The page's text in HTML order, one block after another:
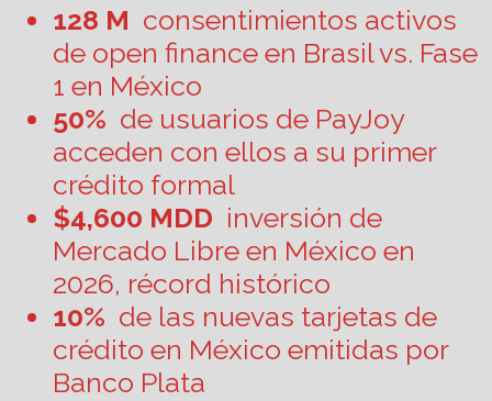
128 M consentimientos activos
de open finance en Brasil vs. Fase
1 en México
50% de usuarios de PayJoy
acceden con ellos a su primer
crédito formal
$4,600 MDD inversión de
Mercado Libre en México en
2026, récord histórico
10% de las nuevas tarjetas de
crédito en México emitidas por
Banco Plata